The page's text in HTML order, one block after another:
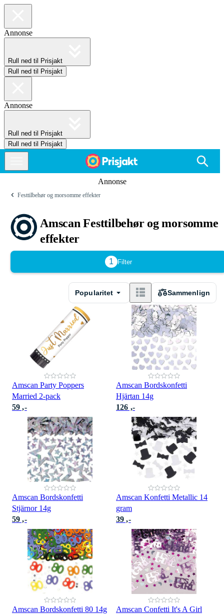
Annonse
Rull ned til Prisjakt
Rull ned til Prisjakt
Annonse
Rull ned til Prisjakt
Rull ned til Prisjakt
Annonse
Festtilbehør og morsomme effekter
Amscan Festtilbehør og morsomme
effekter
1 Filter
Popularitet Sammenlign
Amscan Party Poppers
Married 2-pack
59 ,-
Amscan Bordskonfetti
Hjärtan 14g
126 ,-
Amscan Bordskonfetti
Stjärnor 14g
59 ,-
Amscan Konfetti Metallic 14
gram
39 ,-
Amscan Bordskonfetti 80 14g
Amscan Confetti It's A Girl